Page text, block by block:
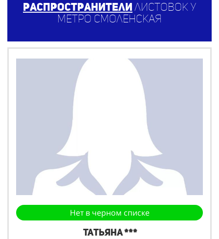
Распространители листовок у
метро Смоленская
Нет в черном списке
Татьяна ***